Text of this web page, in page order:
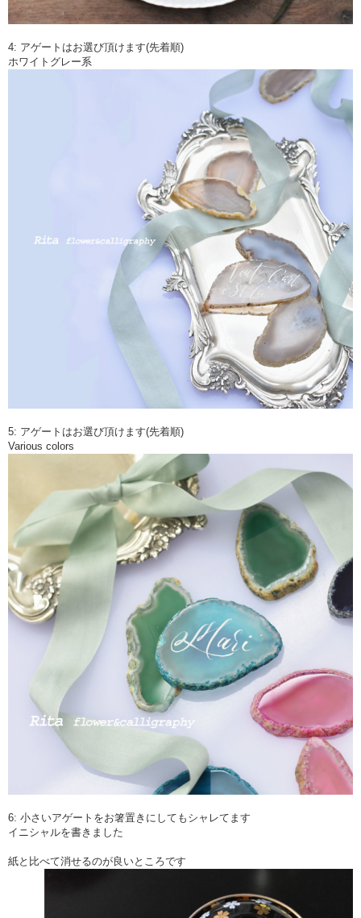
4: アゲートはお選び頂けます(先着順)
ホワイトグレー系
5: アゲートはお選び頂けます(先着順)
Various colors
6: 小さいアゲートをお箸置きにしてもシャレてます
イニシャルを書きました
紙と比べて消せるのが良いところです